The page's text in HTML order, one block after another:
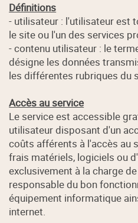
Définitions
- utilisateur : l'utilisateur est
le site ou l'un des services
- contenu utilisateur : le
désigne les données
les différentes rubriques du
Accès au service
Le service est accessible
utilisateur disposant d'un
coûts afférents à l'accès au
frais matériels, logiciels ou
exclusivement à la charge
responsable du bon
équipement informatique
internet.